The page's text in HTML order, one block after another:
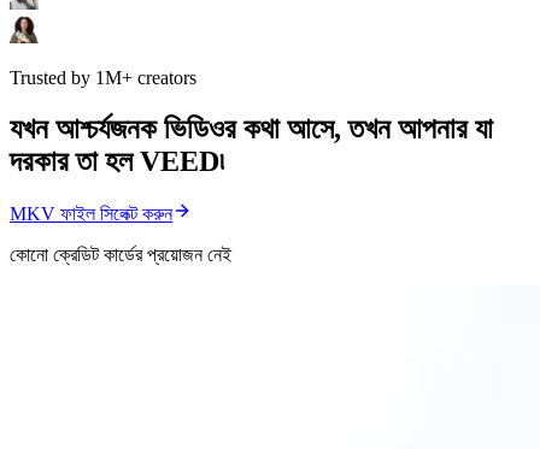
Trusted by 1M+ creators
যখন আশ্চর্যজনক ভিডিওর কথা আসে, তখন আপনার যা
দরকার তা হল VEED৷
MKV ফাইল সিলেক্ট করুন
কোনো ক্রেডিট কার্ডের প্রয়োজন নেই